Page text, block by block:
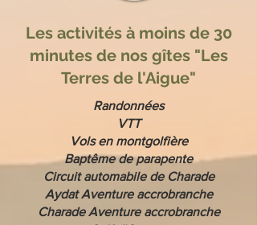
Les activités à moins de 30
minutes de nos gîtes "Les
Terres de l'Aigue"
Randonnées
VTT
Vols en montgolfière
Baptême de parapente
Circuit automabile de Charade
Aydat Aventure accrobranche
Charade Aventure accrobranche